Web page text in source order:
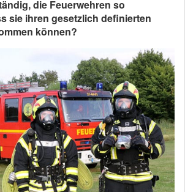
die Feuerwehren so
sie ihren gesetzlich definierten
können?